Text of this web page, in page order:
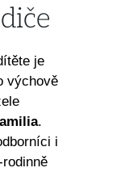
je
výchově
.
i